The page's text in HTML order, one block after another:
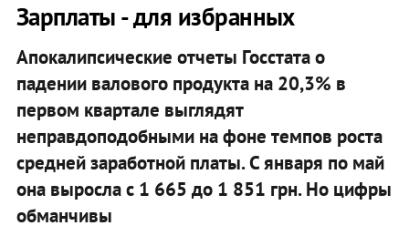
Зарплаты - для избранных
Апокалипсические отчеты Госстата о
падении валового продукта на 20,3% в
первом квартале выглядят
неправдоподобными на фоне темпов роста
средней заработной платы. С января по май
она выросла с 1 665 до 1 851 грн. Но цифры
обманчивы